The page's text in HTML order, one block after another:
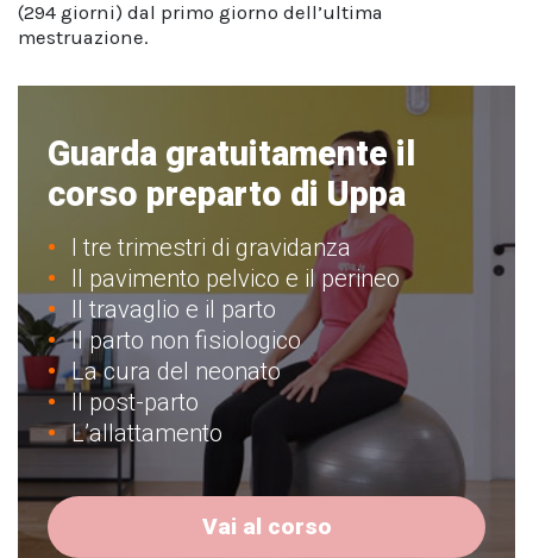
(294 giorni) dal primo giorno dell’ultima
mestruazione.
Guarda gratuitamente il
corso preparto di Uppa
I tre trimestri di gravidanza
Il pavimento pelvico e il perineo
Il travaglio e il parto
Il parto non fisiologico
La cura del neonato
Il post-parto
L’allattamento
Vai al corso